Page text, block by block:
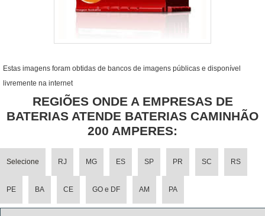
Estas imagens foram obtidas de bancos de imagens públicas e disponível
livremente na internet
REGIÕES ONDE A EMPRESAS DE
BATERIAS ATENDE BATERIAS CAMINHÃO
200 AMPERES:
Selecione RJ MG ES SP PR SC RS
PE BA CE GO e DF AM PA